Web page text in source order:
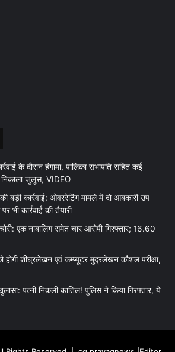
के दौरान हंगामा, पालिका सभापति सहित कई
निकाला जुलूस, VIDEO
बड़ी कार्रवाई: ओवररेटिंग मामले में दो आबकारी उप
भी कार्रवाई की तैयारी
एक नाबालिग समेत चार आरोपी गिरफ्तार; 16.60
शीघ्रलेखन एवं कम्प्यूटर मुद्रलेखन कौशल परीक्षा,
पत्नी निकली कातिल! पुलिस ने किया गिरफ्तार, ये